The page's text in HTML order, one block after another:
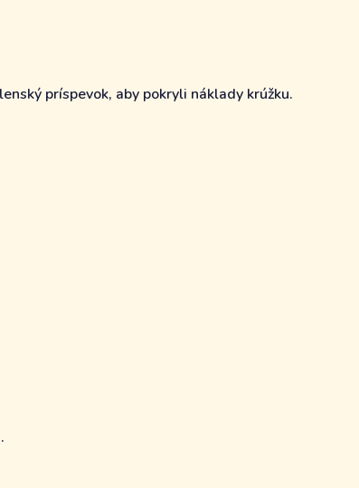
príspevok, aby pokryli náklady krúžku.